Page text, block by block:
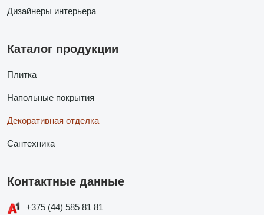
Дизайнеры интерьера
Каталог продукции
Плитка
Напольные покрытия
Декоративная отделка
Сантехника
Контактные данные
+375 (44) 585 81 81